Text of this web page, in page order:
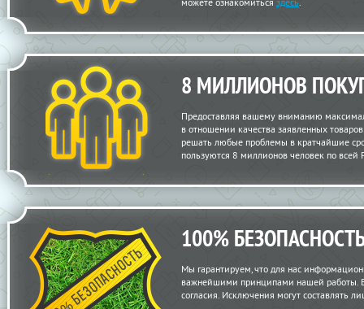
8 МИЛЛИОНОВ
Предоставляя вашему вниманию
в отношении качества заявленных
решать любые проблемы в кратчайшие
пользуются 8 миллионов человек по
100%
Мы гарантируем, что для нас
важнейшими принципами нашей работы.
согласия. Исключения могут составлять